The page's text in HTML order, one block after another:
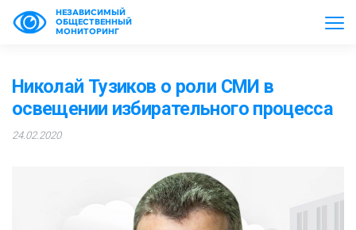
НЕЗАВИСИМЫЙ
ОБЩЕСТВЕННЫЙ
МОНИТОРИНГ
Николай Тузиков о роли СМИ в
освещении избирательного процесса
24.02.2020